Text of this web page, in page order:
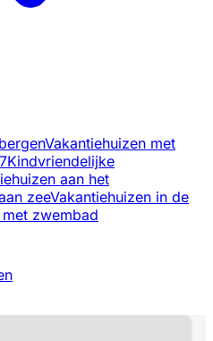
Vakantiehuizen met
Kindvriendelijke
aan het
zeeVakantiehuizen in de
zwembad